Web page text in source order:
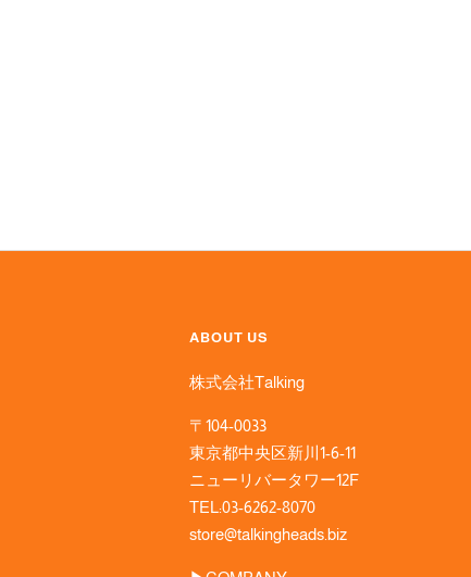
ABOUT US
株式会社Talking
〒104-0033
東京都中央区新川1-6-11
ニューリバータワー12F
TEL:03-6262-8070
store@talkingheads.biz